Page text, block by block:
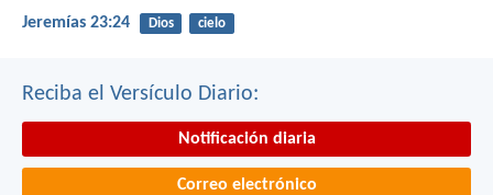
Jeremías 23:24 Dios cielo
Reciba el Versículo Diario:
Notificación diaria
Correo electrónico